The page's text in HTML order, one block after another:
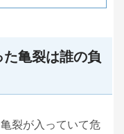
亀裂は誰の負
裂が入っていて危